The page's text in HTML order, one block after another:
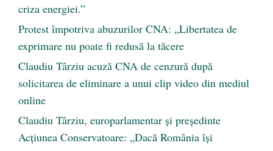
criza energiei.”
Protest împotriva abuzurilor CNA: „Libertatea de
exprimare nu poate fi redusă la tăcere
Claudiu Târziu acuză CNA de cenzură după
solicitarea de eliminare a unui clip video din mediul
online
Claudiu Târziu, europarlamentar și președinte
Acțiunea Conservatoare: „Dacă România își